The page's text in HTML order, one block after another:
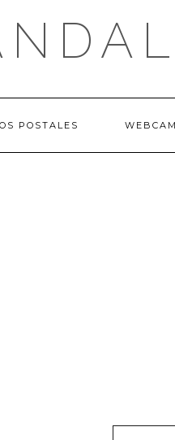
POSTALES